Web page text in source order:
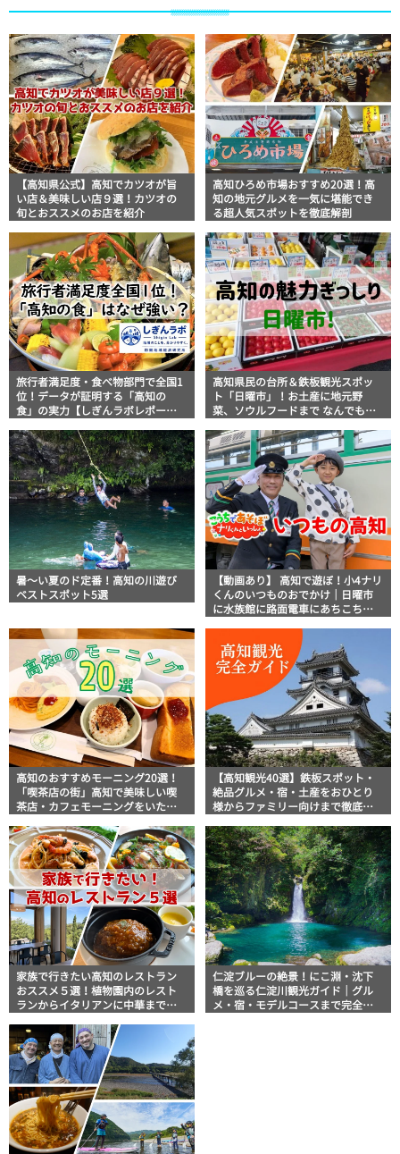
【高知県公式】高知でカツオが旨
い店＆美味しい店９選！カツオの
旬とおススメのお店を紹介
高知ひろめ市場おすすめ20選！高
知の地元グルメを一気に堪能でき
る超人気スポットを徹底解剖
旅行者満足度・食べ物部門で全国1
位！データが証明する「高知の
食」の実力【しぎんラボレポー
高知県民の台所＆鉄板観光スポッ
ト「日曜市」！お土産に地元野
菜、ソウルフードまで なんでもそ
説！
暑～い夏のド定番！高知の川遊び
ベストスポット5選
【動画あり】 高知で遊ぼ！小4ナリ
くんのいつものおでかけ｜日曜市
に水族館に路面電車にあちこち巡
高知のおすすめモーニング20選！
「喫茶店の街」高知で美味しい喫
茶店・カフェモーニングをいただ
【高知観光40選】鉄板スポット・
絶品グルメ・宿・土産をおひとり
様からファミリー向けまで徹底解
家族で行きたい高知のレストラン
おススメ５選！植物園内のレスト
ランからイタリアンに中華まで楽
仁淀ブルーの絶景！にこ淵・沈下
橋を巡る仁淀川観光ガイド｜グル
メ・宿・モデルコースまで完全網